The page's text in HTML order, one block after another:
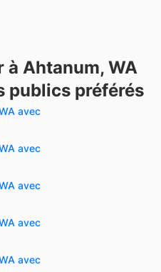
à Ahtanum, WA
publics préférés
avec
avec
avec
avec
avec